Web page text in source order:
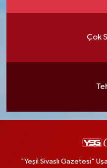
Çok
"Yeşil Sivaslı Gazetesi"